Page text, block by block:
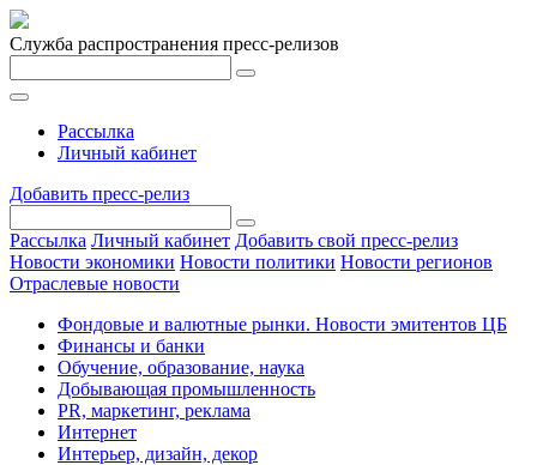
Служба распространения пресс-релизов
Рассылка
Личный кабинет
Добавить пресс-релиз
Рассылка Личный кабинет Добавить свой пресс-релиз
Новости экономики Новости политики Новости регионов
Отраслевые новости
Фондовые и валютные рынки. Новости эмитентов ЦБ
Финансы и банки
Обучение, образование, наука
Добывающая промышленность
PR, маркетинг, реклама
Интернет
Интерьер, дизайн, декор